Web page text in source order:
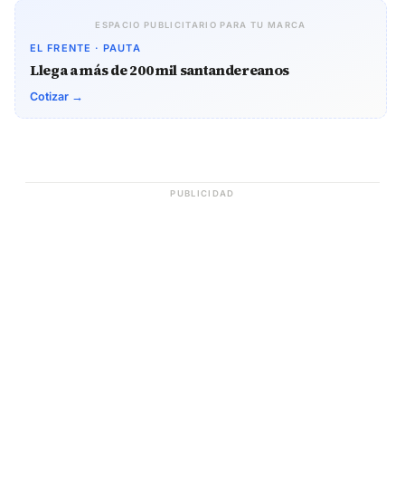
ESPACIO PUBLICITARIO PARA TU MARCA
EL FRENTE · PAUTA
Llega a más de 200 mil santandereanos
Cotizar →
PUBLICIDAD